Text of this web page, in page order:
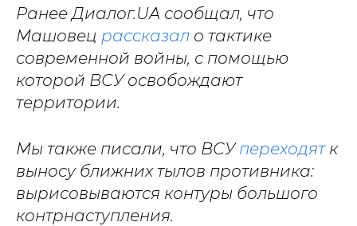
Ранее Диалог.UA сообщал, что
Машовец рассказал о тактике
современной войны, с помощью
которой ВСУ освобождают
территории.
Мы также писали, что ВСУпереходятк
выносу ближних тылов противника:
вырисовываются контуры большого
контрнаступления.